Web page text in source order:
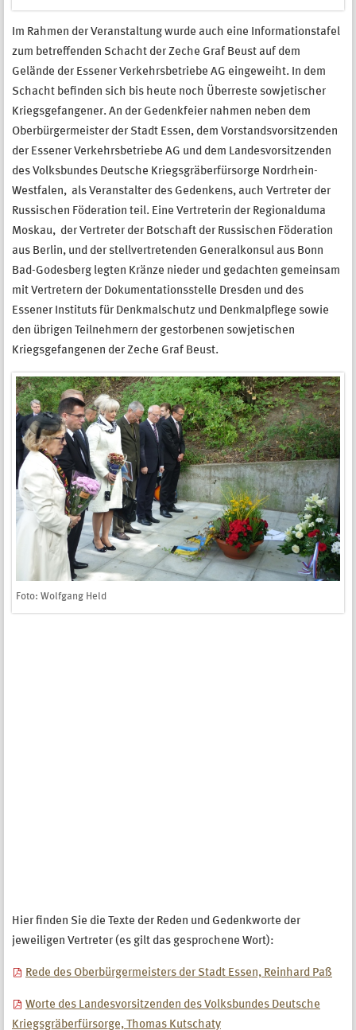
Im Rahmen der Veranstaltung wurde auch eine Informationstafel
zum betreffenden Schacht der Zeche Graf Beust auf dem
Gelände der Essener Verkehrsbetriebe AG eingeweiht. In dem
Schacht befinden sich bis heute noch Überreste sowjetischer
Kriegsgefangener. An der Gedenkfeier nahmen neben dem
Oberbürgermeister der Stadt Essen, dem Vorstandsvorsitzenden
der Essener Verkehrsbetriebe AG und dem Landesvorsitzenden
des Volksbundes Deutsche Kriegsgräberfürsorge Nordrhein-
Westfalen, als Veranstalter des Gedenkens, auch Vertreter der
Russischen Föderation teil. Eine Vertreterin der Regionalduma
Moskau, der Vertreter der Botschaft der Russischen Föderation
aus Berlin, und der stellvertretenden Generalkonsul aus Bonn
Bad-Godesberg legten Kränze nieder und gedachten gemeinsam
mit Vertretern der Dokumentationsstelle Dresden und des
Essener Instituts für Denkmalschutz und Denkmalpflege sowie
den übrigen Teilnehmern der gestorbenen sowjetischen
Kriegsgefangenen der Zeche Graf Beust.
Foto: Wolfgang Held
Hier finden Sie die Texte der Reden und Gedenkworte der
jeweiligen Vertreter (es gilt das gesprochene Wort):
Rede des Oberbürgermeisters der Stadt Essen, Reinhard Paß
Worte des Landesvorsitzenden des Volksbundes Deutsche
Kriegsgräberfürsorge, Thomas Kutschaty